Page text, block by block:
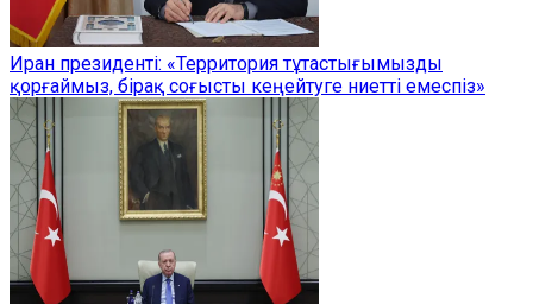
Иран президенті: «Территория тұтастығымызды
қорғаймыз, бірақ соғысты кеңейтуге ниетті емеспіз»